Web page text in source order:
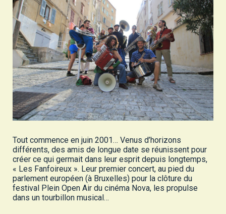
Tout commence en juin 2001… Venus d’horizons
différents, des amis de longue date se réunissent pour
créer ce qui germait dans leur esprit depuis longtemps,
« Les Fanfoireux ». Leur premier concert, au pied du
parlement européen (à Bruxelles) pour la clôture du
festival Plein Open Air du cinéma Nova, les propulse
dans un tourbillon musical…